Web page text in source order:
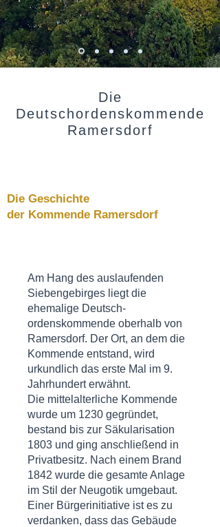
Die
Deutschordenskommende
Ramersdorf
Die Geschichte
der Kommende Ramersdorf
Am Hang des auslaufenden
Siebengebirges liegt die
ehemalige Deutsch-
ordenskommende oberhalb von
Ramersdorf. Der Ort, an dem die
Kommende entstand, wird
urkundlich das erste Mal im 9.
Jahrhundert erwähnt.
Die mittelalterliche Kommende
wurde um 1230 gegründet,
bestand bis zur Säkularisation
1803 und ging anschließend in
Privatbesitz. Nach einem Brand
1842 wurde die gesamte Anlage
im Stil der Neugotik umgebaut.
Einer Bürgerinitiative ist es zu
verdanken, dass das Gebäude